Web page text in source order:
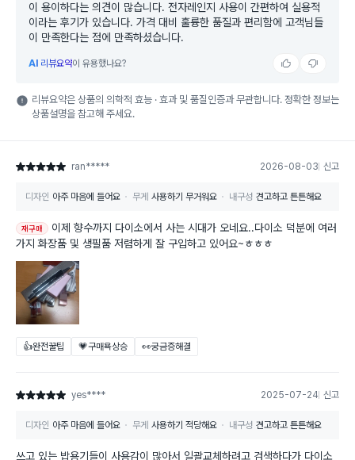
이 용이하다는 의견이 많습니다. 전자레인지 사용이 간편하여 실용적
이라는 후기가 있습니다. 가격 대비 훌륭한 품질과 편리함에 고객님들
이 만족한다는 점에 만족하셨습니다.
AI 리뷰요약이 유용했나요?
리뷰요약은 상품의 의학적 효능 · 효과 및 품질인증과 무관합니다. 정확한 정보는
상품설명을 참고해 주세요.
별점 5점 ran***** 2026-08-03 신고
디자인 아주 마음에 들어요 무게 사용하기 무거워요 내구성 견고하고 튼튼해요
재구매
이제 향수까지 다이소에서 사는 시대가 오네요..다이소 덕분에 여러
가지 화장품 및 생필품 저렴하게 잘 구입하고 있어요~ㅎㅎㅎ
👍완전꿀팁 💗구매욕상승 👀궁금증해결
별점 5점 yes**** 2025-07-24 신고
디자인 아주 마음에 들어요 무게 사용하기 적당해요 내구성 견고하고 튼튼해요
쓰고 있는 밥용기들이 사용감이 많아서 일괄교체하려고 검색하다가 다이소